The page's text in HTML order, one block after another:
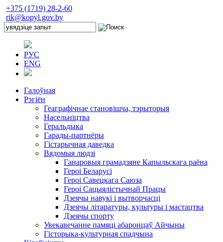
+375 (1719) 28-2-60
rik@kopyl.gov.by
РУС
ENG
Галоўная
Рэгіён
Геаграфічнае становішча, тэрыторыя
Насельніцтва
Геральдыка
Гарады-партнёры
Гістарычная даведка
Вядомыя людзі
Ганаровыя грамадзяне Капыльскага раёна
Героі Беларусі
Героі Савецкага Саюза
Героі Сацыялістычнай Працы
Дзеячы навукі і вытворчасці
Дзеячы літаратуры, культуры і мастацтва
Дзеячы спорту
Увекавечанне памяці абаронцаў Айчыны
Гісторыка-культурная спадчына